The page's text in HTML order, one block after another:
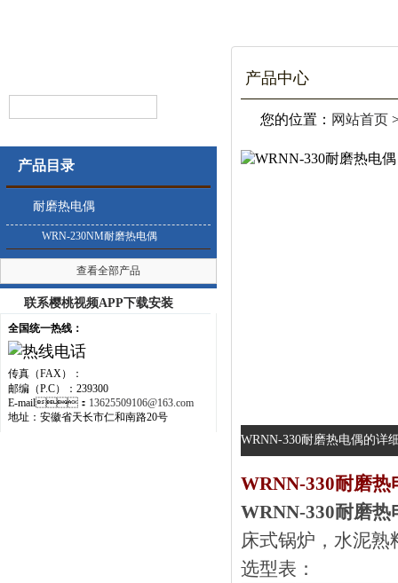
产品目录
耐磨热电偶
WRN-230NM耐磨热电偶
查看全部产品
联系樱桃视频APP下载安装
全国统一热线：
传真（FAX）：
邮编（P.C）：239300
E-mail： 13625509106@163.com
地址：安徽省天长市仁和南路20号
产品中心
您的位置： 网站首页
WRNN-330耐磨热电偶的详细
WRNN-330耐磨热
WRNN-330耐磨热
床式锅炉，水泥
选型表：